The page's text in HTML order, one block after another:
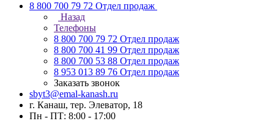
8 800 700 79 72 Отдел продаж
Назад
Телефоны
8 800 700 79 72 Отдел продаж
8 800 700 41 99 Отдел продаж
8 800 700 53 88 Отдел продаж
8 953 013 89 76 Отдел продаж
Заказать звонок
sbyt3@emal-kanash.ru
г. Канаш, тер. Элеватор, 18
Пн - ПТ: 8:00 - 17:00